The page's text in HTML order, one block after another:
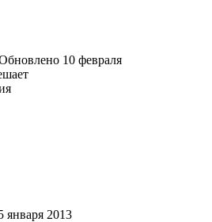
10 февраля
января 2013